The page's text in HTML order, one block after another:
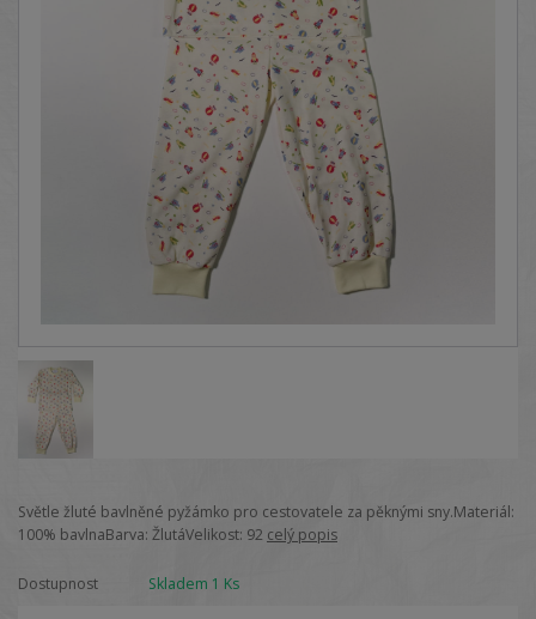
Světle žluté bavlněné pyžámko pro cestovatele za pěknými sny.Materiál:
100% bavlnaBarva: ŽlutáVelikost: 92 celý popis
Dostupnost Skladem 1 Ks